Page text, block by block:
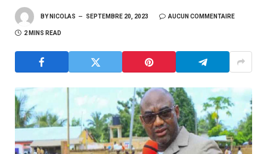
BY NICOLAS SEPTEMBRE 20, 2023 AUCUN COMMENTAIRE
2 MINS READ